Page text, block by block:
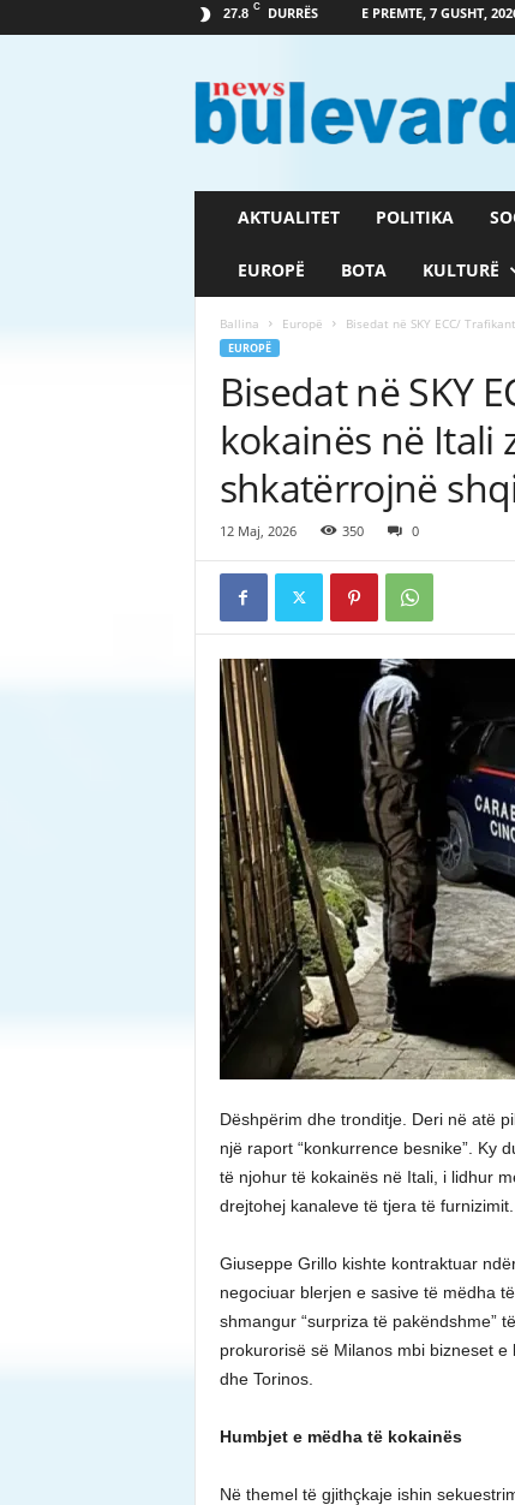
27.8 C DURRËS E PREMTE, 7 GUSHT,
a
AKTUALITET POLITIKA
EUROPË BOTA KULTURË
Ballina Europë Bisedat në SKY ECC/
EUROPË
Bisedat në SKY
kokainës në Itali
shkatërrojnë
12 Maj, 2026 350 0
Dëshpërim dhe tronditje. Deri në atë
një raport “konkurrence besnike”. Ky
të njohur të kokainës në Itali, i lidhur
drejtohej kanaleve të tjera të furnizimit.
Giuseppe Grillo kishte kontraktuar
negociuar blerjen e sasive të mëdha
shmangur “surpriza të pakëndshme”
prokurorisë së Milanos mbi bizneset
dhe Torinos.
Humbjet e mëdha të kokainës
Në themel të gjithçkaje ishin